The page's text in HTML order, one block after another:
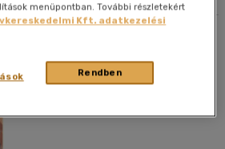
Alkalmaz
menüpontban. További részletekért
Kft. adatkezelési
Rendben